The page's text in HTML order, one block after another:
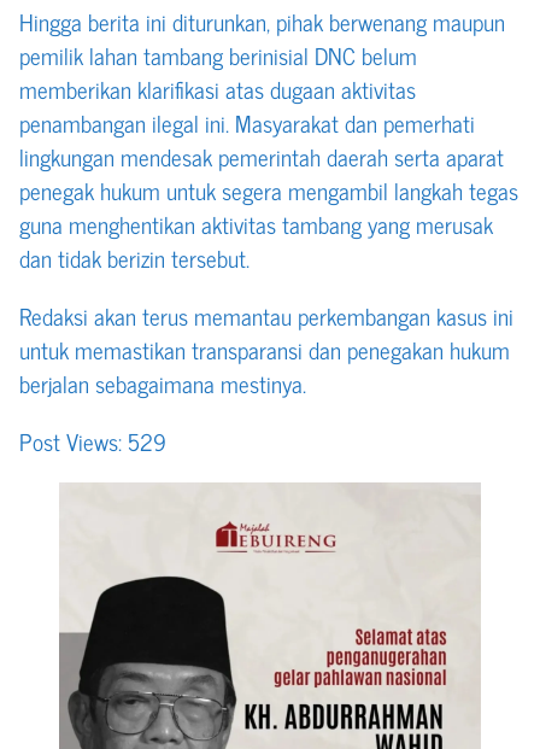
Hingga berita ini diturunkan, pihak berwenang maupun
pemilik lahan tambang berinisial DNC belum
memberikan klarifikasi atas dugaan aktivitas
penambangan ilegal ini. Masyarakat dan pemerhati
lingkungan mendesak pemerintah daerah serta aparat
penegak hukum untuk segera mengambil langkah tegas
guna menghentikan aktivitas tambang yang merusak
dan tidak berizin tersebut.
Redaksi akan terus memantau perkembangan kasus ini
untuk memastikan transparansi dan penegakan hukum
berjalan sebagaimana mestinya.
Post Views:529